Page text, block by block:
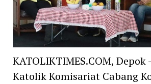
KATOLIKTIMES.COM, Depok
Katolik Komisariat Cabang